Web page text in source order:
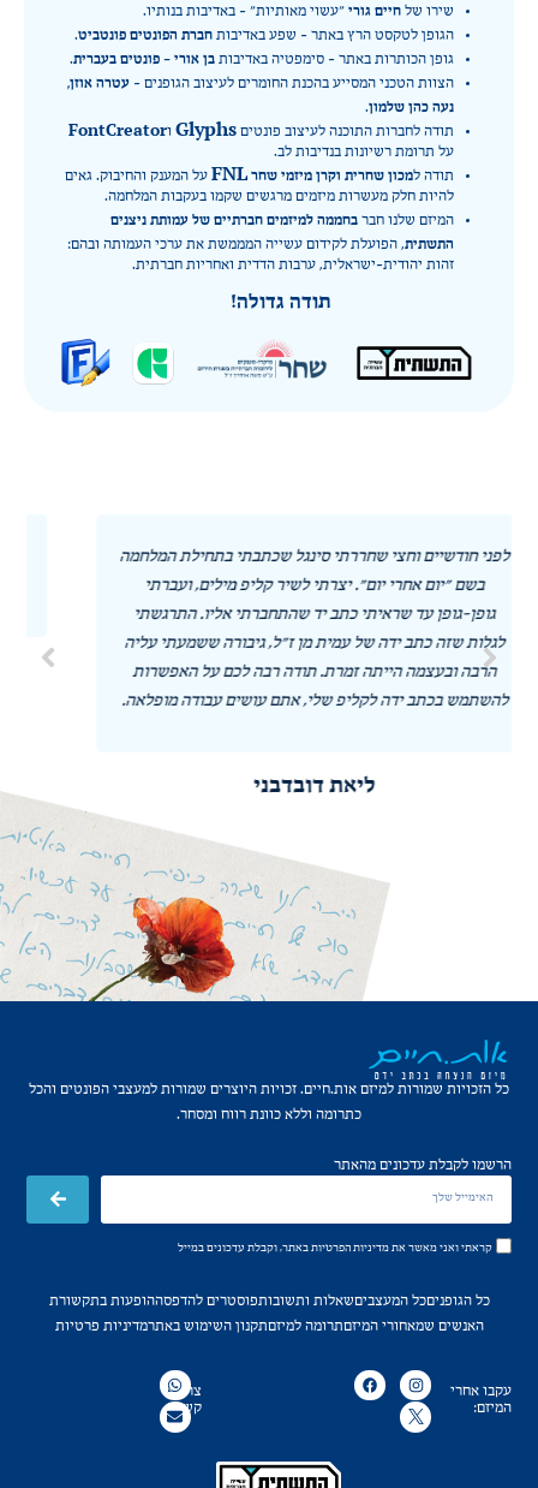
שירו של חיים גורי ״עשוי מאותיות״ – באדיבות בנותיו.
הגופן לטקסט הרץ באתר – שפע באדיבות חברת הפונטים פונטביט.
גופן הכותרות באתר – סימפטיה באדיבות בן אורי – פונטים בעברית.
הצוות הטכני המסייע בהכנת החומרים לעיצוב הגופנים – עטרה אוזן,
נעה כהן שלמון.
תודה לחברות התוכנה לעיצוב פונטים Glyphs וFontCreator
על תרומת רשיונות בנדיבות לב.
תודה למכון שחרית וקרן מיזמי שחר FNL על המענק והחיבוק. גאים
להיות חלק מעשרות מיזמים מרגשים שקמו בעקבות המלחמה.
המיזם שלנו חבר בחממה למיזמים חברתיים של עמותת ניצנים
התשתית, הפועלת לקידום עשייה המממשת את ערכי העמותה ובהם:
זהות יהודית-ישראלית, ערבות הדדית ואחריות חברתית.
תודה גדולה!
המלחמה
ועברתי
התרגשתי
ששמעתי עליה
על האפשרות
מופלאה.
תודה לכל השותפים במיזם הקדוש הזה! אתם מחיי
הלכה למעשה! ❤️
אורלי סרוסי
כל הזכויות שמורות למיזם אות.חיים. זכויות היוצרים שמורות למעצבי הפונטים והכל
כתרומה וללא כוונת רווח ומסחר.
כל הגופניםכל המעצביםשאלות ותשובותפוסטרים להדפסההופעות בתקשורת
האנשים שמאחורי המיזםתרומה למיזםתקנון השימוש באתרמדיניות פרטיות
הרשמו לקבלת עדכונים מהאתר
קראתי ואני מאשר אתמדיניות הפרטיותבאתר, וקבלת עדכונים במייל
עקבו אחרי
המיזם:
צרו
קשר: